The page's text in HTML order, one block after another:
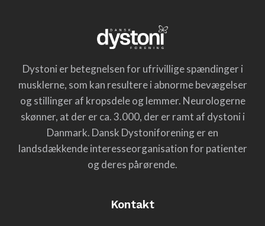
Dystoni er betegnelsen for ufrivillige spændinger i
musklerne, som kan resultere i abnorme bevægelser
og stillinger af kropsdele og lemmer. Neurologerne
skønner, at der er ca. 3.000, der er ramt af dystoni i
Danmark. Dansk Dystoniforening er en
landsdækkende interesseorganisation for patienter
og deres pårørende.
Kontakt